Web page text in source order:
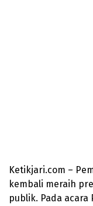
Ketikjari.com –
kembali meraih
publik. Pada